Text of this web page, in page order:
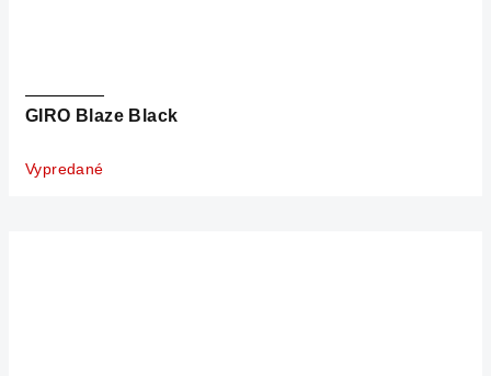
GIRO Blaze Black
Vypredané